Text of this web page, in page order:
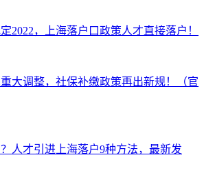
2022，上海落户口政策人才直接落户！
重大调整，社保补缴政策再出新规！（官
人才引进上海落户9种方法，最新发